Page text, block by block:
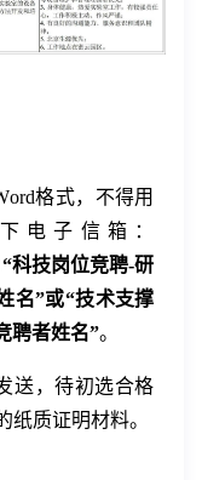
ord格式，不得用
电子信箱：
“科技岗位竞聘-研
名”或“技术支撑
聘者姓名”。
送，待初选合格
纸质证明材料。